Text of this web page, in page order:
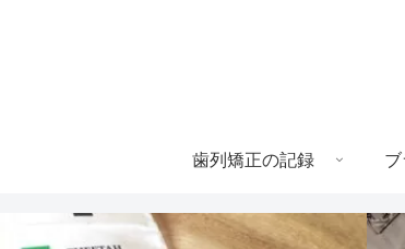
歯列矯正の記録